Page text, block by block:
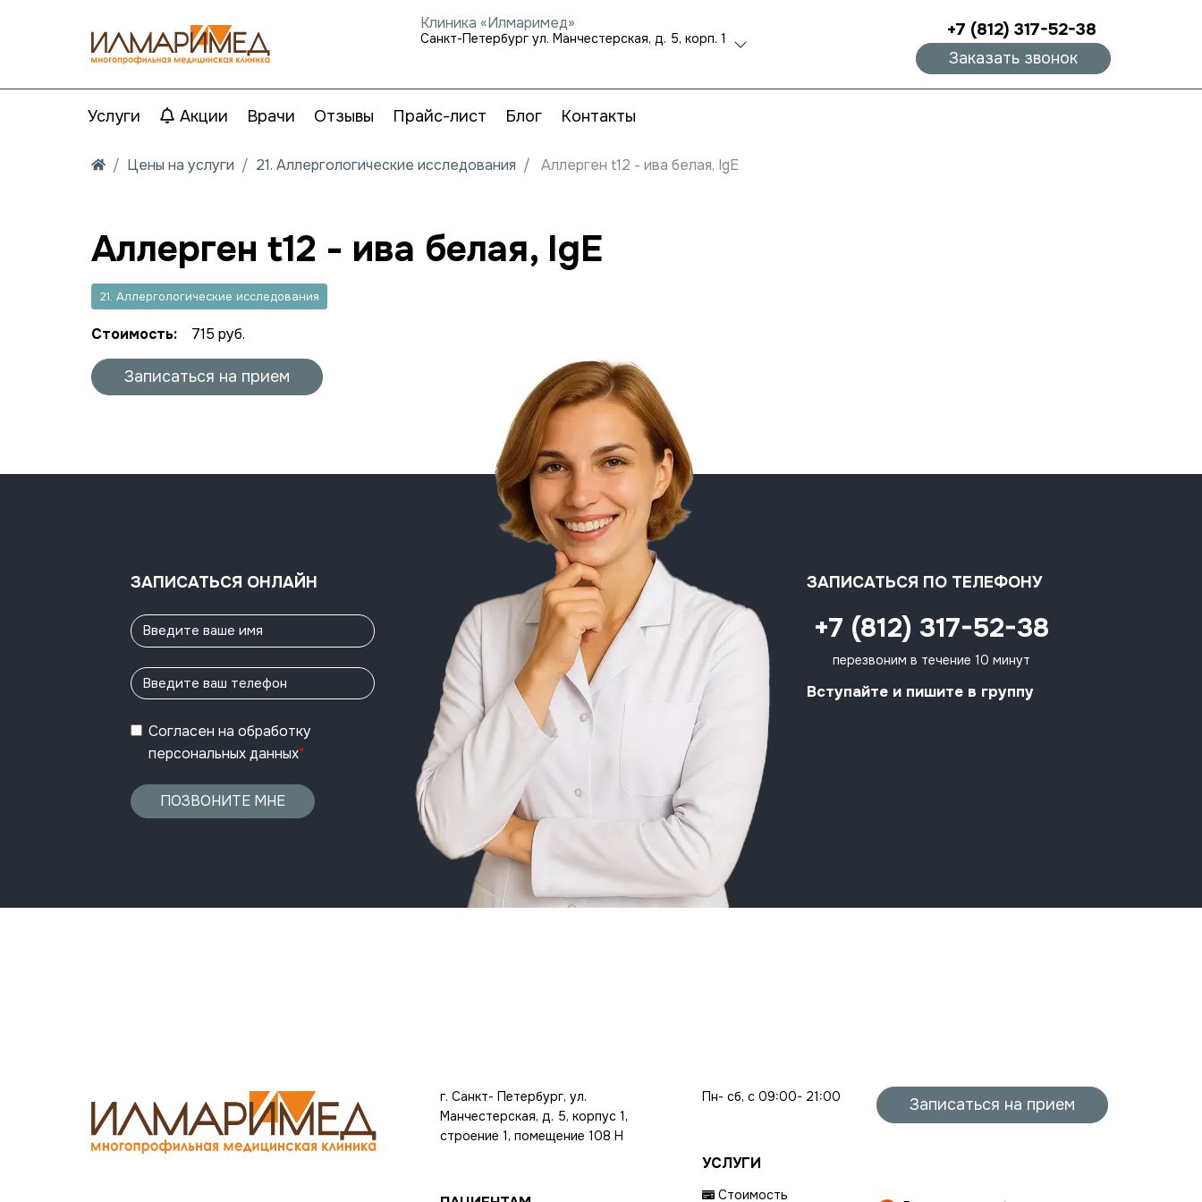
Клиника «Илмаримед»
Санкт-Петербург ул. Манчестерская, д. 5, корп. 1 +7 (812) 317-52-38
Заказать звонок
Услуги Акции Врачи Отзывы Прайс-лист Блог Контакты
Цены на услуги 21. Аллергологические исследования Аллерген t12 - ива белая, IgE
Аллерген t12 - ива белая, IgE
21. Аллергологические исследования
Стоимость: 715 руб.
Записаться на прием
ЗАПИСАТЬСЯ ОНЛАЙН
Согласен на обработку
персональных данных*
ПОЗВОНИТЕ МНЕ
ЗАПИСАТЬСЯ ПО ТЕЛЕФОНУ
+7 (812) 317-52-38
перезвоним в течение 10 минут
Вступайте и пишите в группу
г. Санкт- Петербург, ул.
Манчестерская, д. 5, корпус 1,
строение 1, помещение 108 Н
Пн- сб, с 09:00- 21:00
УСЛУГИ
Стоимость
Записаться на прием